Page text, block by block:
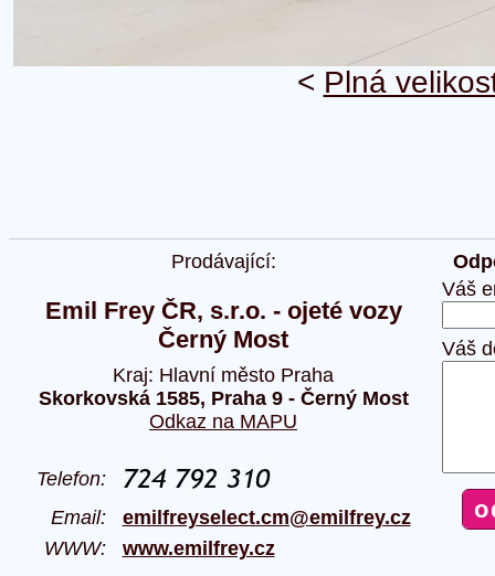
< Plná
Prodávající:
Emil Frey ČR, s.r.o. - ojeté vozy
Černý Most
Kraj: Hlavní město Praha
Skorkovská 1585, Praha 9 - Černý Most
Odkaz na MAPU
Telefon:
Email: emilfreyselect.cm@emilfrey.cz
WWW: www.emilfrey.cz
Váš
Váš